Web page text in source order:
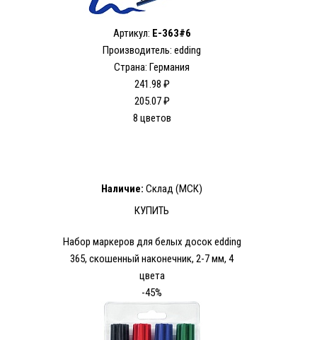
Артикул: E-363#6
Производитель: edding
Страна: Германия
241.98 ₽
205.07 ₽
8 цветов
Наличие: Склад (МСК)
КУПИТЬ
Набор маркеров для белых досок edding
365, скошенный наконечник, 2-7 мм, 4
цвета
-45%